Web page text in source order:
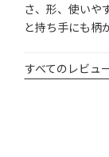
さ、形、使いや
と持ち手にも柄
すべてのレビュ